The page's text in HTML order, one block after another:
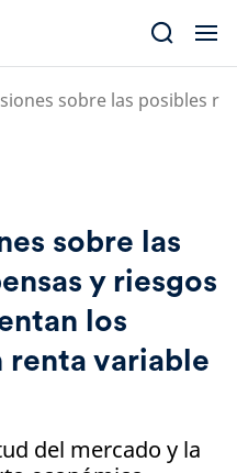
sobre las posibles
sobre las
y riesgos
los
renta variable
del mercado y la